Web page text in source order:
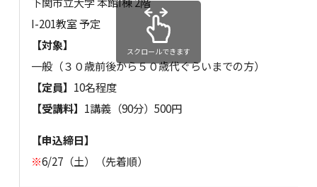
I-201教室 予定
【対象】
一般（３０歳前後から５０歳代ぐらいまでの方）
【定員】 10名程度
【受講料】 1講義（90分）500円
【申込締日】
※6/27（土）（先着順）
スクロールできます